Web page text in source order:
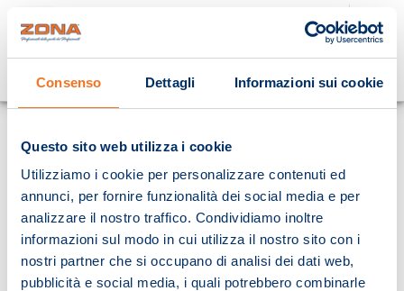
Consenso Dettagli Informazioni sui cookie
Questo sito web utilizza i cookie
Utilizziamo i cookie per personalizzare contenuti ed
annunci, per fornire funzionalità dei social media e per
analizzare il nostro traffico. Condividiamo inoltre
informazioni sul modo in cui utilizza il nostro sito con i
nostri partner che si occupano di analisi dei dati web,
pubblicità e social media, i quali potrebbero combinarle
Cosa stai cercando?